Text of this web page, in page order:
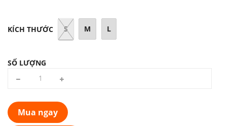
KÍCH THƯỚC S M L
SỐ LƯỢNG
Mua ngay